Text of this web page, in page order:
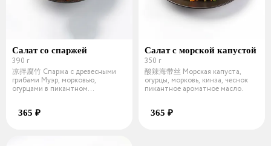
Салат со спаржей
390 г
凉拌腐竹 Спаржа с древесными
грибами Муэр, морковью,
огурцами в пикантном
365 ₽
Салат с морской капустой
350 г
酸辣海带丝 Морская капуста,
огурцы, морковь, кинза, чеснок
пикантное ароматное масло.
365 ₽